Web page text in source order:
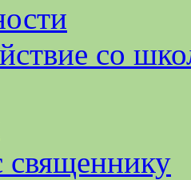
со
священнику